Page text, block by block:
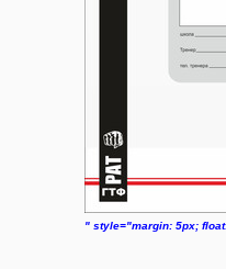
" style="margin: 5px;